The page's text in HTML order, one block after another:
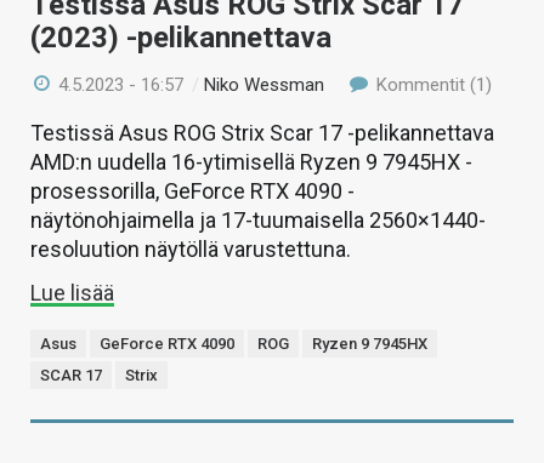
(2023) -pelikannettava
4.5.2023 - 16:57 / Niko Wessman Kommentit (1)
Testissä Asus ROG Strix Scar 17 -pelikannettava
AMD:n uudella 16-ytimisellä Ryzen 9 7945HX -
prosessorilla, GeForce RTX 4090 -
näytönohjaimella ja 17-tuumaisella 2560×1440-
resoluution näytöllä varustettuna.
Lue lisää
Asus GeForce RTX 4090 ROG
Ryzen 9 7945HX
SCAR 17
Strix